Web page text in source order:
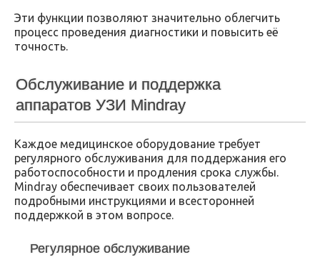
Эти функции позволяют значительно облегчить
процесс проведения диагностики и повысить её
точность.
Обслуживание и поддержка
аппаратов УЗИ Mindray
Каждое медицинское оборудование требует
регулярного обслуживания для поддержания его
работоспособности и продления срока службы.
Mindray обеспечивает своих пользователей
подробными инструкциями и всесторонней
поддержкой в этом вопросе.
Регулярное обслуживание